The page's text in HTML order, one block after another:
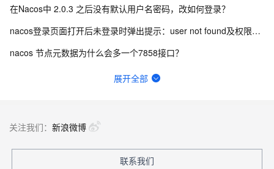
在Nacos中 2.0.3 之后没有默认用户名密码，改如何登录？
nacos登录页面打开后未登录时弹出提示：user not found及权限认证失败怎么办？
nacos 节点元数据为什么会多一个7858接口？
Nacos登录密码忘记了如何修改？
Nacos2.2.1版本可以不配置数据库吗?
在Nacos中修改密码服务端是不是也要重启，客户端也是要重启吗?
展开全部
关注我们： 新浪微博
联系我们